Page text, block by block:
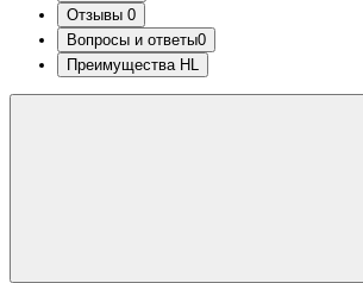
Отзывы 0
Вопросы и ответы0
Преимущества HL